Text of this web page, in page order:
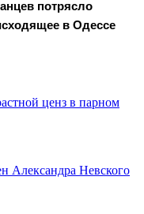
потрясло
в Одессе
ценз в парном
Александра Невского